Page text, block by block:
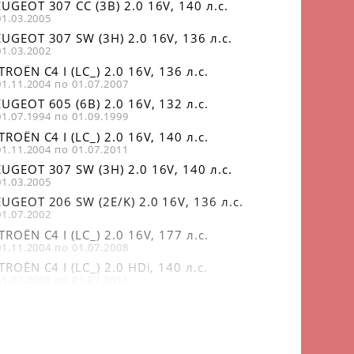
307 CC (3B) 2.0 16V, 140 л.с.
307 SW (3H) 2.0 16V, 136 л.с.
C4 I (LC_) 2.0 16V, 136 л.с.
по 01.07.2007
605 (6B) 2.0 16V, 132 л.с.
по 01.09.1999
C4 I (LC_) 2.0 16V, 140 л.с.
по 01.07.2011
307 SW (3H) 2.0 16V, 140 л.с.
206 SW (2E/K) 2.0 16V, 136 л.с.
C4 I (LC_) 2.0 16V, 177 л.с.
по 01.07.2008
C4 I (LC_) 2.0 HDi, 140 л.с.